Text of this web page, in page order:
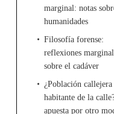
marginal: notas
humanidades
Filosofía forense:
reflexiones
sobre el cadáver
¿Población callejera
habitante de la
apuesta por otro